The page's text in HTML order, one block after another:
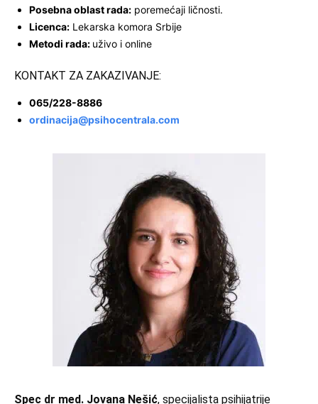
Posebna oblast rada: poremećaji ličnosti.
Licenca: Lekarska komora Srbije
Metodi rada: uživo i online
KONTAKT ZA ZAKAZIVANJE:
065/228-8886
ordinacija@psihocentrala.com
Spec dr med. Jovana Nešić, specijalista psihijatrije